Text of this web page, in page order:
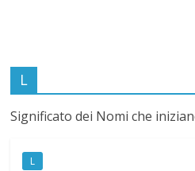
d
e
L
Significato dei Nomi che
L